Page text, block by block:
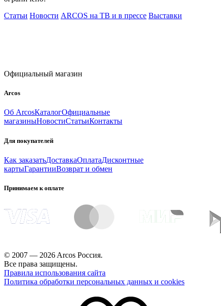
Статьи Новости ARCOS на ТВ и в прессе Выставки
Официальный магазин
Arcos
Об ArcosКаталогОфициальные
магазиныНовостиСтатьиКонтакты
Для покупателей
Как заказатьДоставкаОплатаДисконтные
картыГарантииВозврат и обмен
Принимаем к оплате
© 2007 — 2026 Arcos Россия.
Все права защищены.
Правила использования сайта
Политика обработки персональных данных и cookies